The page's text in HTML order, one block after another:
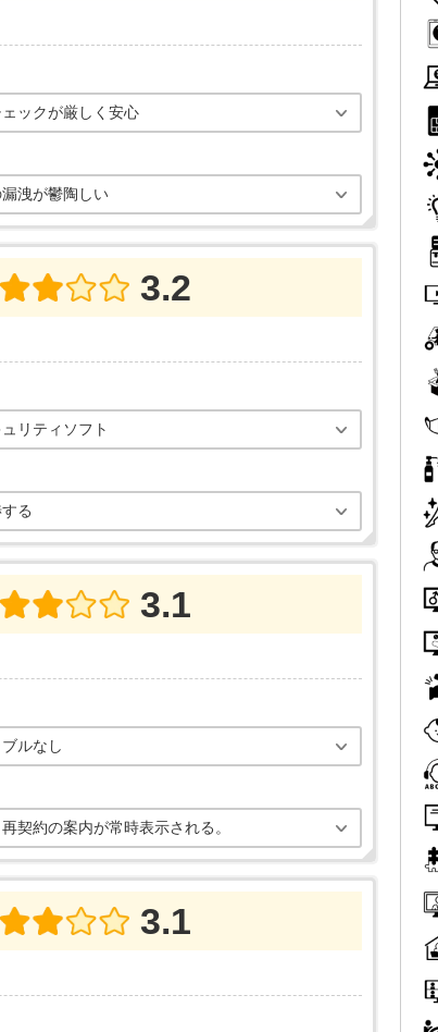
ックが厳しく安心
洩が鬱陶しい
3.2
リティソフト
る
3.1
ルなし
契約の案内が常時表示される。
3.1